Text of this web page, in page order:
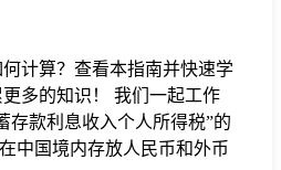
计算？查看本指南并快速学
多的知识！ 我们一起工作
存款利息收入个人所得税”的
中国境内存放人民币和外币